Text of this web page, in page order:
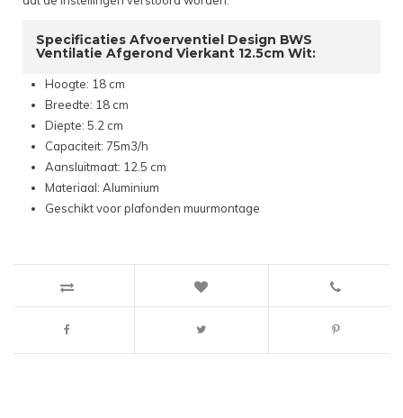
Specificaties Afvoerventiel Design BWS
Ventilatie Afgerond Vierkant 12.5cm Wit:
Hoogte: 18 cm
Breedte: 18 cm
Diepte: 5.2 cm
Capaciteit: 75m3/h
Aansluitmaat: 12.5 cm
Materiaal: Aluminium
Geschikt voor plafonden muurmontage